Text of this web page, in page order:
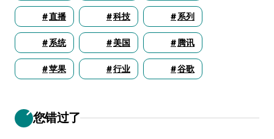
直播 科技 系列
系统 美国 腾讯
苹果 行业 谷歌
您错过了